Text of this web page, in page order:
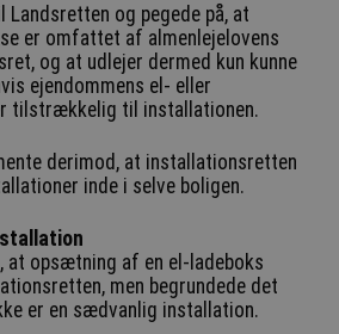
Landsretten og pegede på, at
er omfattet af almenlejelovens
og at udlejer dermed kun kunne
ejendommens el- eller
tilstrækkelig til installationen.
derimod, at installationsretten
inde i selve boligen.
at opsætning af en el-ladeboks
men begrundede det
er en sædvanlig installation.